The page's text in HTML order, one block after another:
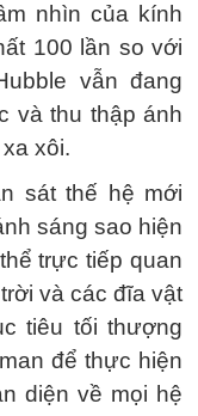
nhìn của kính
100 lần so với
vẫn đang
và thu thập ánh
xôi.
sát thế hệ mới
sáng sao hiện
trực tiếp quan
và các đĩa vật
tiêu tối thượng
để thực hiện
diện về mọi hệ